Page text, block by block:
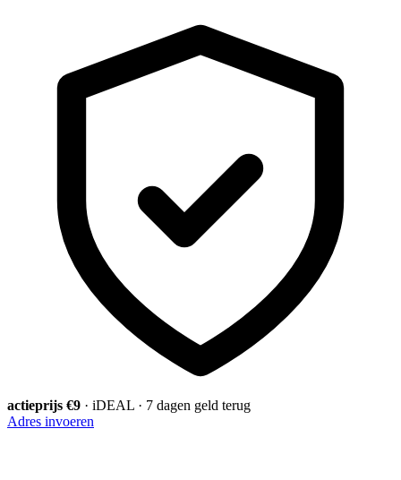
actieprijs €9 · iDEAL · 7 dagen geld terug
Adres invoeren